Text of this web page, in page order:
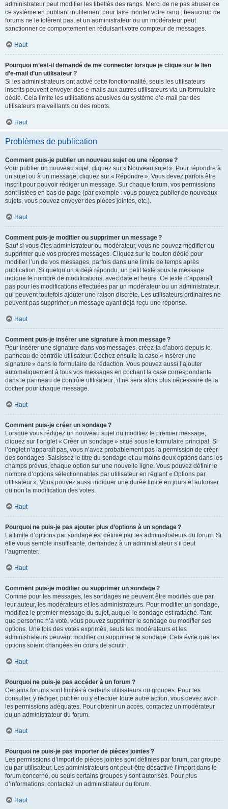
administrateur peut modifier les libellés des rangs. Merci de ne pas abuser de
ce système en publiant inutilement pour faire monter votre rang : beaucoup de
forums ne le tolèrent pas, et un administrateur ou un modérateur peut
sanctionner ce comportement en réduisant votre compteur de messages.
Haut
Pourquoi m’est-il demandé de me connecter lorsque je clique sur le lien
d’e-mail d’un utilisateur ?
Si les administrateurs ont activé cette fonctionnalité, seuls les utilisateurs
inscrits peuvent envoyer des e-mails aux autres utilisateurs via un formulaire
dédié. Cela limite les utilisations abusives du système d’e-mail par des
utilisateurs malveillants ou des robots.
Haut
Problèmes de publication
Comment puis-je publier un nouveau sujet ou une réponse ?
Pour publier un nouveau sujet, cliquez sur « Nouveau sujet ». Pour répondre à
un sujet ou à un message, cliquez sur « Répondre ». Vous devez parfois être
inscrit pour pouvoir rédiger un message. Sur chaque forum, vos permissions
sont listées en bas de page (par exemple : vous pouvez publier de nouveaux
sujets, vous pouvez envoyer des pièces jointes, etc.).
Haut
Comment puis-je modifier ou supprimer un message ?
Sauf si vous êtes administrateur ou modérateur, vous ne pouvez modifier ou
supprimer que vos propres messages. Cliquez sur le bouton dédié pour
modifier l’un de vos messages, parfois dans une limite de temps après
publication. Si quelqu’un a déjà répondu, un petit texte sous le message
indique le nombre de modifications, avec date et heure. Ce texte n’apparaît
pas pour les modifications effectuées par un modérateur ou un administrateur,
qui peuvent toutefois ajouter une raison discrète. Les utilisateurs ordinaires ne
peuvent pas supprimer un message ayant déjà reçu une réponse.
Haut
Comment puis-je insérer une signature à mon message ?
Pour insérer une signature dans vos messages, créez-la d’abord depuis le
panneau de contrôle utilisateur. Cochez ensuite la case « Insérer une
signature » dans le formulaire de rédaction. Vous pouvez aussi l’ajouter
automatiquement à tous vos messages en cochant la case correspondante
dans le panneau de contrôle utilisateur ; il ne sera alors plus nécessaire de la
cocher pour chaque message.
Haut
Comment puis-je créer un sondage ?
Lorsque vous rédigez un nouveau sujet ou modifiez le premier message,
cliquez sur l’onglet « Créer un sondage » situé sous le formulaire principal. Si
l’onglet n’apparaît pas, vous n’avez probablement pas la permission de créer
des sondages. Saisissez le titre du sondage et au moins deux options dans les
champs prévus, chaque option sur une nouvelle ligne. Vous pouvez définir le
nombre d’options sélectionnables par utilisateur en réglant « Options par
utilisateur ». Vous pouvez aussi indiquer une durée limite en jours et autoriser
ou non la modification des votes.
Haut
Pourquoi ne puis-je pas ajouter plus d’options à un sondage ?
La limite d’options par sondage est définie par les administrateurs du forum. Si
elle vous semble insuffisante, demandez à un administrateur s’il peut
l’augmenter.
Haut
Comment puis-je modifier ou supprimer un sondage ?
Comme pour les messages, les sondages ne peuvent être modifiés que par
leur auteur, les modérateurs et les administrateurs. Pour modifier un sondage,
modifiez le premier message du sujet, auquel le sondage est rattaché. Tant
que personne n’a voté, vous pouvez supprimer le sondage ou modifier ses
options. Une fois des votes exprimés, seuls les modérateurs et les
administrateurs peuvent modifier ou supprimer le sondage. Cela évite que les
options soient changées en cours de scrutin.
Haut
Pourquoi ne puis-je pas accéder à un forum ?
Certains forums sont limités à certains utilisateurs ou groupes. Pour les
consulter, y rédiger, publier ou y effectuer toute autre action, vous devez avoir
les permissions adéquates. Pour obtenir un accès, contactez un modérateur
ou un administrateur du forum.
Haut
Pourquoi ne puis-je pas importer de pièces jointes ?
Les permissions d’import de pièces jointes sont définies par forum, par groupe
ou par utilisateur. Les administrateurs ont peut-être désactivé l’import dans le
forum concerné, ou seuls certains groupes y sont autorisés. Pour plus
d’informations, contactez un administrateur du forum.
Haut